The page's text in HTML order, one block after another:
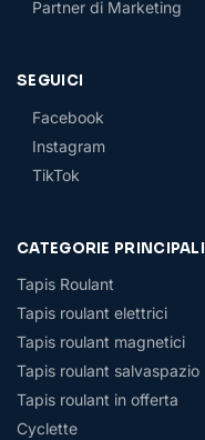
Partner di Marketing
SEGUICI
Facebook
Instagram
TikTok
CATEGORIE PRINCIPALI
Tapis Roulant
Tapis roulant elettrici
Tapis roulant magnetici
Tapis roulant salvaspazio
Tapis roulant in offerta
Cyclette